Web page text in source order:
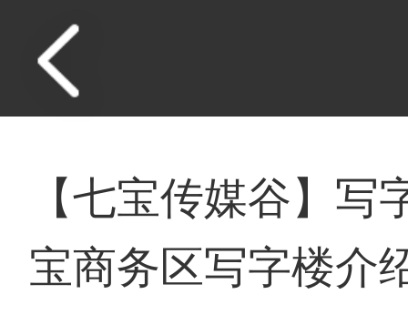
【七宝传媒谷】
宝商务区写字楼介